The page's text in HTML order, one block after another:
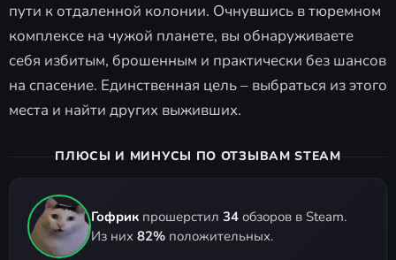
пути к отдаленной колонии. Очнувшись в тюремном
комплексе на чужой планете, вы обнаруживаете
себя избитым, брошенным и практически без шансов
на спасение. Единственная цель – выбраться из этого
места и найти других выживших.
ПЛЮСЫ И МИНУСЫ ПО ОТЗЫВАМ STEAM
Гофрик прошерстил 34 обзоров в Steam.
Из них 82% положительных.